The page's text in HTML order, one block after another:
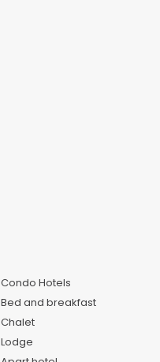
Condo Hotels
Bed and breakfast
Chalet
Lodge